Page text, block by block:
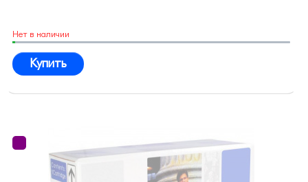
Нет в наличии
Купить